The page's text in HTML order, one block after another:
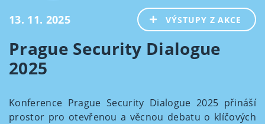
13. 11. 2025 VÝSTUPY Z AKCE
Prague Security Dialogue
2025
Konference Prague Security Dialogue 2025 přináší
prostor pro otevřenou a věcnou debatu o klíčových